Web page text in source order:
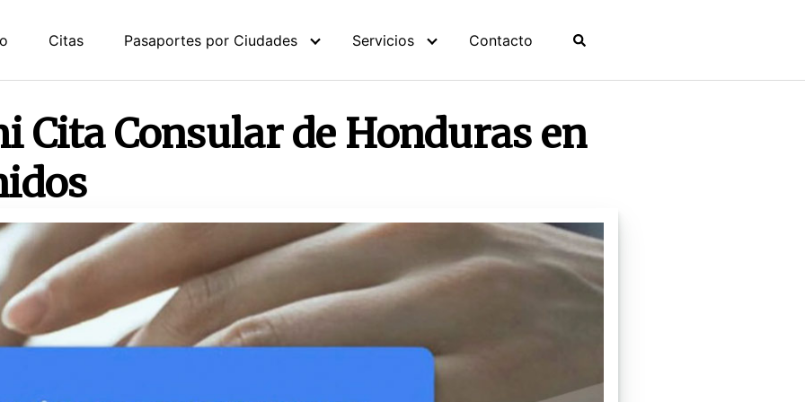
Citas Pasaportes por Ciudades Servicios Contacto
Cita Consular de Honduras en